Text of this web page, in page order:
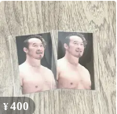
イズ NOAH 新品未開
封
¥400